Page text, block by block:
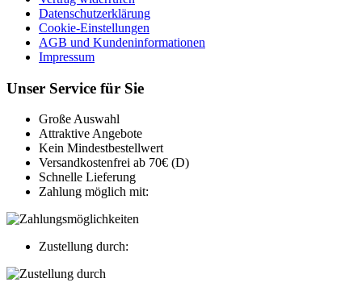
Datenschutzerklärung
Cookie-Einstellungen
AGB und Kundeninformationen
Impressum
Unser Service für Sie
Große Auswahl
Attraktive Angebote
Kein Mindestbestellwert
Versandkostenfrei ab 70€ (D)
Schnelle Lieferung
Zahlung möglich mit:
Zustellung durch: